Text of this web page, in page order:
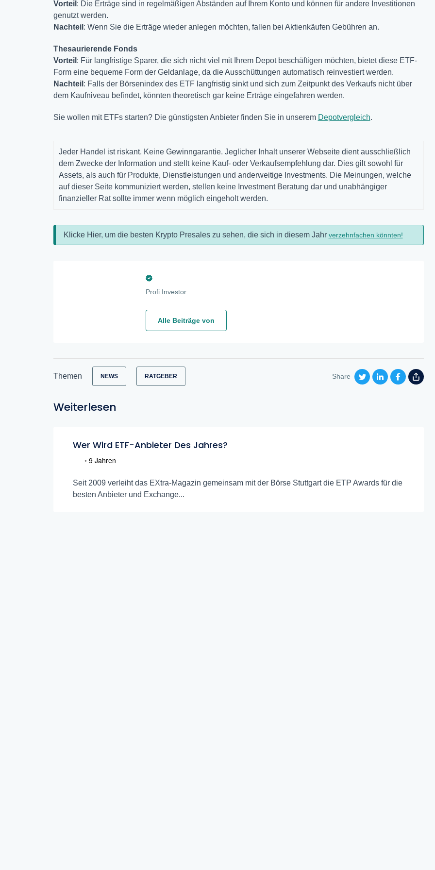
Vorteil : Die Erträge sind in regelmäßigen Abständen auf Ihrem Konto und können für andere Investitionen
genutzt werden.
Nachteil : Wenn Sie die Erträge wieder anlegen möchten, fallen bei Aktienkäufen Gebühren an.
Thesaurierende Fonds
Vorteil : Für langfristige Sparer, die sich nicht viel mit Ihrem Depot beschäftigen möchten, bietet diese ETF-
Form eine bequeme Form der Geldanlage, da die Ausschüttungen automatisch reinvestiert werden.
Nachteil : Falls der Börsenindex des ETF langfristig sinkt und sich zum Zeitpunkt des Verkaufs nicht über
dem Kaufniveau befindet, könnten theoretisch gar keine Erträge eingefahren werden.
Sie wollen mit ETFs starten? Die günstigsten Anbieter finden Sie in unserem Depotvergleich.
Jeder Handel ist riskant. Keine Gewinngarantie. Jeglicher Inhalt unserer Webseite dient ausschließlich
dem Zwecke der Information und stellt keine Kauf- oder Verkaufsempfehlung dar. Dies gilt sowohl für
Assets, als auch für Produkte, Dienstleistungen und anderweitige Investments. Die Meinungen, welche
auf dieser Seite kommuniziert werden, stellen keine Investment Beratung dar und unabhängiger
finanzieller Rat sollte immer wenn möglich eingeholt werden.
Klicke Hier, um die besten Krypto Presales zu sehen, die sich in diesem Jahr verzehnfachen könnten!
Profi Investor
Alle Beiträge von
Themen NEWS RATGEBER Share
Weiterlesen
Wer Wird ETF-Anbieter Des Jahres?
• 9 Jahren
Seit 2009 verleiht das EXtra-Magazin gemeinsam mit der Börse Stuttgart die ETP Awards für die
besten Anbieter und Exchange...